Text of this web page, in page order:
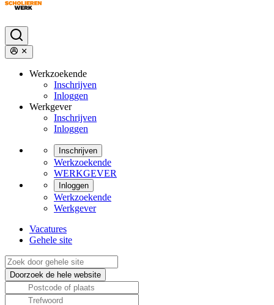
Werkzoekende
Inschrijven
Inloggen
Werkgever
Inschrijven
Inloggen
Inschrijven
Werkzoekende
WERKGEVER
Inloggen
Werkzoekende
Werkgever
Vacatures
Gehele site